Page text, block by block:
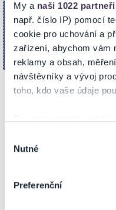
My a naši 1022 partneři
např. číslo IP) pomocí
cookie pro uchování a
zařízení, abychom vám
reklamy a obsah,
návštěvníky a vývoj
toho, kdo vaše údaje
které mohou být
skenování pro
Zjistěte více o tom, jak
souhlasu
Nutné
Preferenční
29
Srp. 2026
VINOHRANÍ
Areál vinařských
VELKÉ
NA MAPĚ